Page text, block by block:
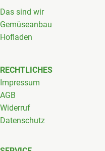
Das sind wir
Gemüseanbau
Hofladen
RECHTLICHES
Impressum
AGB
Widerruf
Datenschutz